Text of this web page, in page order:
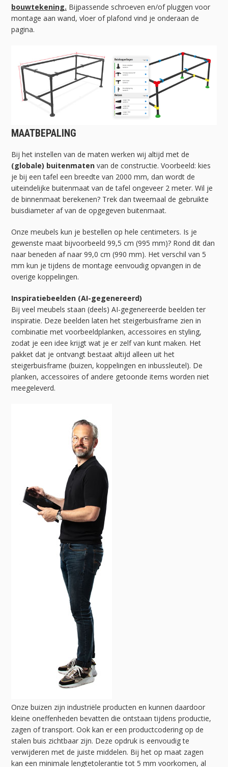
bouwtekening. Bijpassende schroeven en/of pluggen voor
montage aan wand, vloer of plafond vind je onderaan de
pagina.
MAATBEPALING
Bij het instellen van de maten werken wij altijd met de
(globale) buitenmaten van de constructie. Voorbeeld: kies
je bij een tafel een breedte van 2000 mm, dan wordt de
uiteindelijke buitenmaat van de tafel ongeveer 2 meter. Wil je
de binnenmaat berekenen? Trek dan tweemaal de gebruikte
buisdiameter af van de opgegeven buitenmaat.
Onze meubels kun je bestellen op hele centimeters. Is je
gewenste maat bijvoorbeeld 99,5 cm (995 mm)? Rond dit dan
naar beneden af naar 99,0 cm (990 mm). Het verschil van 5
mm kun je tijdens de montage eenvoudig opvangen in de
overige koppelingen.
Inspiratiebeelden (AI-gegenereerd)
Bij veel meubels staan (deels) AI-gegenereerde beelden ter
inspiratie. Deze beelden laten het steigerbuisframe zien in
combinatie met voorbeeldplanken, accessoires en styling,
zodat je een idee krijgt wat je er zelf van kunt maken. Het
pakket dat je ontvangt bestaat altijd alleen uit het
steigerbuisframe (buizen, koppelingen en inbussleutel). De
planken, accessoires of andere getoonde items worden niet
meegeleverd.
Onze buizen zijn industriële producten en kunnen daardoor
kleine oneffenheden bevatten die ontstaan tijdens productie,
zagen of transport. Ook kan er een productcodering op de
stalen buis zichtbaar zijn. Deze opdruk is eenvoudig te
verwijderen met de juiste middelen. Bij het op maat zagen
kan een minimale lengtetolerantie tot 5 mm voorkomen, al